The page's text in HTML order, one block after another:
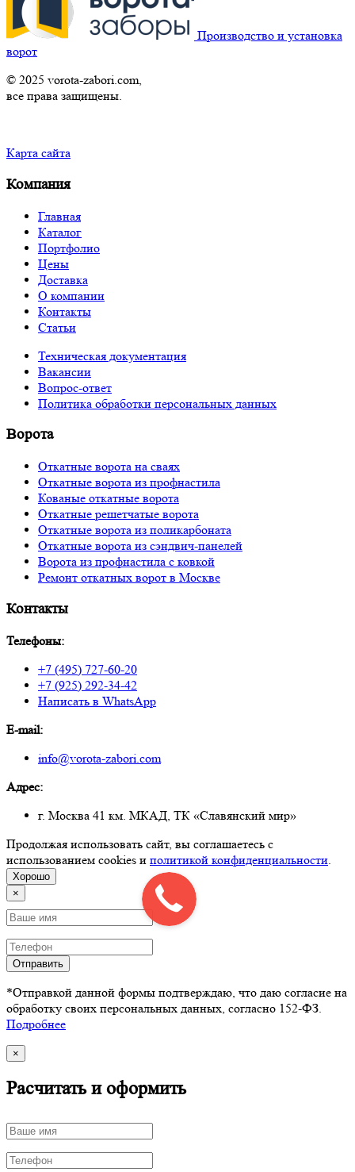
Производство и установка
ворот
© 2025 vorota-zabori.com,
все права защищены.
Карта сайта
Компания
Главная
Каталог
Портфолио
Цены
Доставка
О компании
Контакты
Статьи
Техническая документация
Вакансии
Вопрос-ответ
Политика обработки персональных данных
Ворота
Откатные ворота на сваях
Откатные ворота из профнастила
Кованые откатные ворота
Откатные решетчатые ворота
Откатные ворота из поликарбоната
Откатные ворота из сэндвич-панелей
Ворота из профнастила с ковкой
Ремонт откатных ворот в Москве
Контакты
Телефоны:
+7 (495) 727-60-20
+7 (925) 292-34-42
Написать в WhatsApp
E-mail:
info@vorota-zabori.com
Адрес:
г. Москва 41 км. МКАД, ТК «Славянский мир»
Продолжая использовать сайт, вы соглашаетесь с
использованием cookies и политикой конфиденциальности
Хорошо
×
Отправить
*Отправкой данной формы подтверждаю, что даю согласие на
обработку своих персональных данных, согласно 152-ФЗ.
Подробнее
×
Расчитать и оформить